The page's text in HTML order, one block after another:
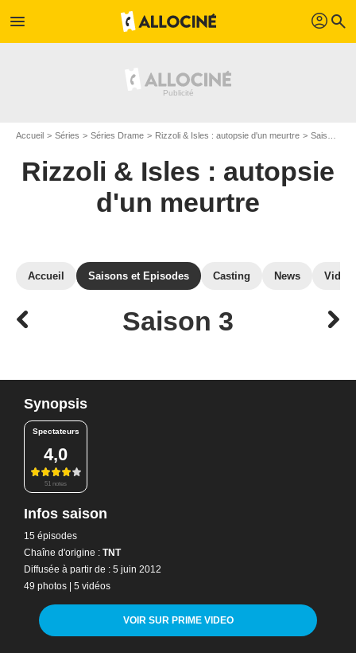
menu profil search
Accueil Séries Séries Drame Rizzoli & Isles : autopsie d'un meurtre Saisons de Rizzoli & Isles : autopsie d'un meurtre
Rizzoli & Isles : autopsie
d'un meurtre
Accueil Saisons et Episodes Casting News
Saison 3
Synopsis
Spectateurs
4,0
51 notes
Infos saison
15 épisodes
Chaîne d'origine : TNT
Diffusée à partir de : 5 juin 2012
49 photos | 5 vidéos
VOIR SUR PRIME VIDEO